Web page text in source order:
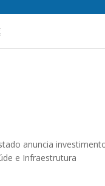
anuncia
e Infraestrutura